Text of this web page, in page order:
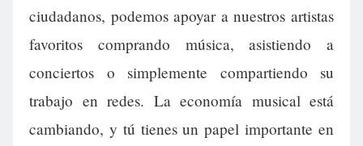
ciudadanos, podemos apoyar a nuestros artistas
favoritos comprando música, asistiendo a
conciertos o simplemente compartiendo su
trabajo en redes. La economía musical está
cambiando, y tú tienes un papel importante en